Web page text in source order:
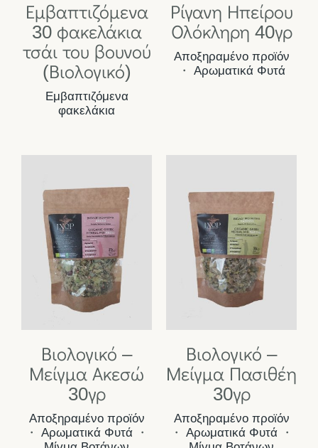
Εμβαπτιζόμενα
30 φακελάκια
τσάι του βουνού
(Βιολογικό)
Εμβαπτιζόμενα
φακελάκια
Ρίγανη Ηπείρου
Ολόκληρη 40γρ
Αποξηραμένο προϊόν
・ Αρωματικά Φυτά
Βιολογικό –
Μείγμα Ακεσώ
30γρ
Αποξηραμένο προϊόν
・ Αρωματικά Φυτά・
Βιολογικό –
Μείγμα Πασιθέη
30γρ
Αποξηραμένο προϊόν
・ Αρωματικά Φυτά・